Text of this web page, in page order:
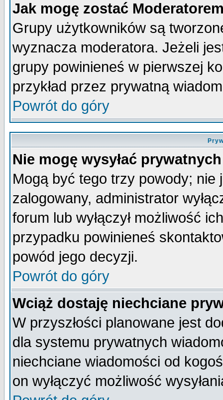
Jak mogę zostać
Grupy użytkowników są
wyznacza moderatora. Jeżeli
grupy powinieneś w pierwszej
przykład przez prywatną
Powrót do góry
Nie mogę wysyłać
Mogą być tego trzy powody;
zalogowany, administrator
forum lub wyłączył możliwość
przypadku powinieneś
powód jego decyzji.
Powrót do góry
Wciąż dostaję niechciane
W przyszłości planowane jest
dla systemu prywatnych
niechciane wiadomości od
on wyłączyć możliwość